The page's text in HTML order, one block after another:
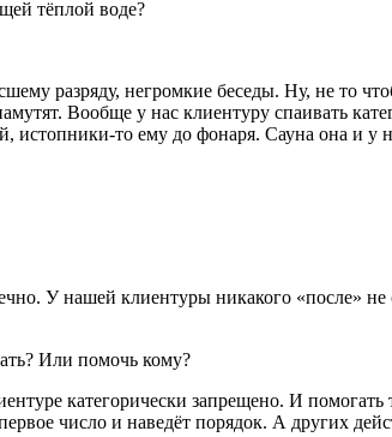
тёплой воде?
разряду, негромкие беседы. Ну, не то
Вообще у нас клиентуру спаивать
истопники-то ему до фонаря. Сауна она и у
У нашей клиентуры никакого «после» не
Или помочь кому?
категорически запрещено. И
число и наведёт порядок. А других